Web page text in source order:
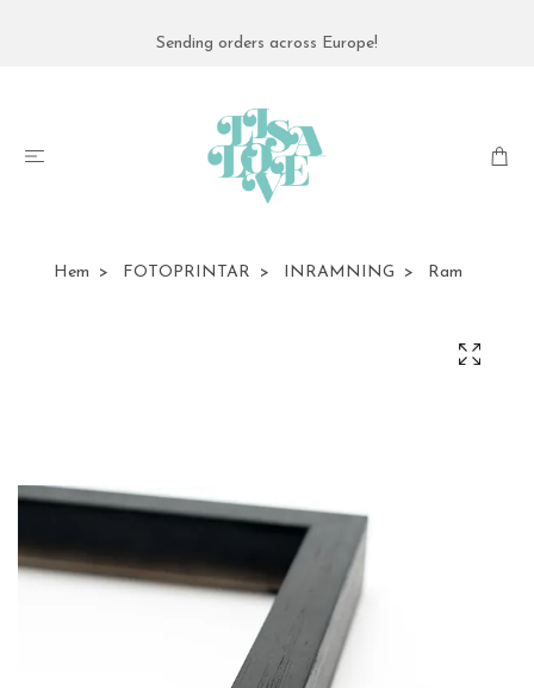
Sending orders across Europe!
Hem FOTOPRINTAR INRAMNING Ram